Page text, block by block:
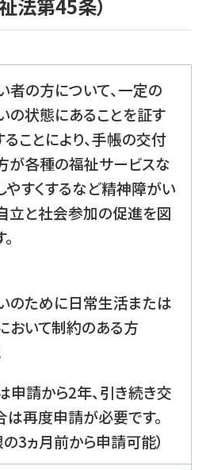
法第45条）
者の方について、一定の
の状態にあることを証す
ことにより、手帳の交付
が各種の福祉サービスな
やすくするなど精神障がい
立と社会参加の促進を図
のために日常生活または
おいて制約のある方
申請から2年、引き続き交
は再度申請が必要です。
の3ヵ月前から申請可能）